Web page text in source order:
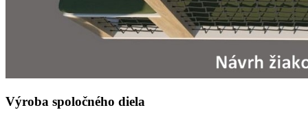
Výroba spoločného diela